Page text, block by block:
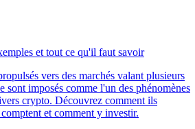
et tout ce qu'il faut savoir
vers des marchés valant plusieurs
sont imposés comme l'un des phénomènes
crypto. Découvrez comment ils
et comment y investir.